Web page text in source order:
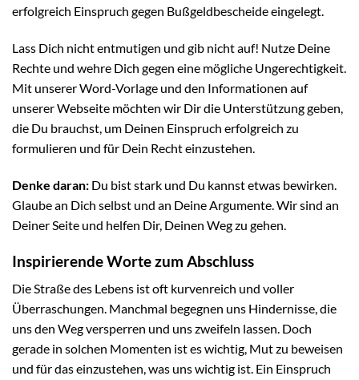
erfolgreich Einspruch gegen Bußgeldbescheide eingelegt.
Lass Dich nicht entmutigen und gib nicht auf! Nutze Deine
Rechte und wehre Dich gegen eine mögliche Ungerechtigkeit.
Mit unserer Word-Vorlage und den Informationen auf
unserer Webseite möchten wir Dir die Unterstützung geben,
die Du brauchst, um Deinen Einspruch erfolgreich zu
formulieren und für Dein Recht einzustehen.
Denke daran: Du bist stark und Du kannst etwas bewirken.
Glaube an Dich selbst und an Deine Argumente. Wir sind an
Deiner Seite und helfen Dir, Deinen Weg zu gehen.
Inspirierende Worte zum Abschluss
Die Straße des Lebens ist oft kurvenreich und voller
Überraschungen. Manchmal begegnen uns Hindernisse, die
uns den Weg versperren und uns zweifeln lassen. Doch
gerade in solchen Momenten ist es wichtig, Mut zu beweisen
und für das einzustehen, was uns wichtig ist. Ein Einspruch